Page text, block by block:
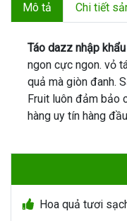
Mô tả Chi tiết
Táo dazz nhập khẩu
ngon cực ngon. vỏ
quả mà giòn đanh.
Fruit luôn đảm bảo
hàng uy tín hàng
Hoa quả tươi